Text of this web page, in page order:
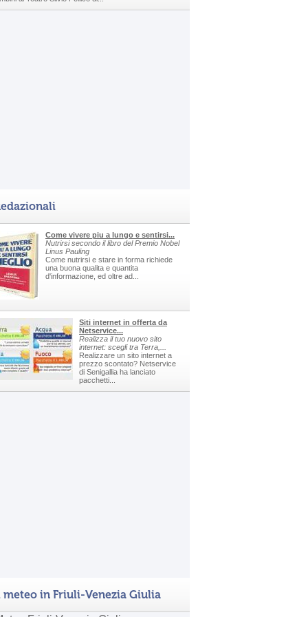
Come vivere piu a lungo e sentirsi...
Nutrirsi secondo il libro del Premio Nobel
Linus Pauling
Come nutrirsi e stare in forma richiede
una buona qualita e quantita
d'informazione, ed oltre ad...
Siti internet in offerta da
Netservice...
Realizza il tuo nuovo sito
internet: scegli tra Terra,...
Realizzare un sito internet a
prezzo scontato? Netservice
di Senigallia ha lanciato
pacchetti...
meteo in Friuli-Venezia Giulia